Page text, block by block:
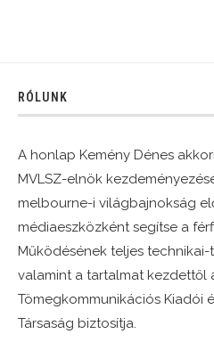
RÓLUNK
A honlap Kemény Dénes
MVLSZ-elnök
melbourne-i világbajnokság
médiaeszközként segítse a
Működésének teljes
valamint a tartalmat kezdettől
Tömegkommunikációs Kiadói
Társaság biztosítja.